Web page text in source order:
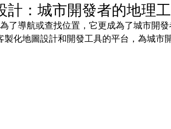
：城市開發者的地理
了導航或查找位置，它更成為了城市開
化地圖設計和開發工具的平台，為城市